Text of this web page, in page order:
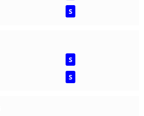
S
S
S